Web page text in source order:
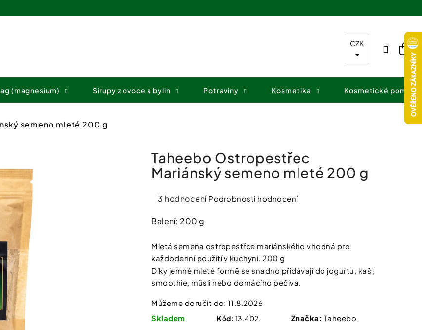
(magnesium) Sirupy z ovoce a bylin Potraviny Kosmetika Kosmetické
CZK
semeno mleté 200 g
Průměrné
produktu
4,7
z
5
hvězdiček.
3 hodnocení Podrobnosti hodnocení
Taheebo Ostropestřec
Mariánský semeno mleté 200 g
Balení: 200 g
Mletá semena ostropestřce mariánského vhodná pro
každodenní použití v kuchyni. 200 g
Díky jemně mleté formě se snadno přidávají do jogurtu, kaší,
smoothie, müsli nebo domácího pečiva.
Můžeme doručit do: 11.8.2026
Skladem
Kód: 13.402. Značka: Taheebo
HLEDAT
VYŽIVUJÍCÍ A HYDRATAČNÍ
S BAM. MÁSLEM 1 PÁR
NATURPRODUKT IZOFET SLIM
188 Kč